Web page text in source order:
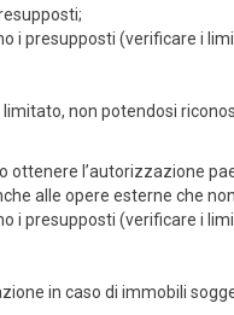
presupposti (verificare i
limitato, non potendosi
l’autorizzazione
alle opere esterne che
i presupposti (verificare i
in caso di immobili